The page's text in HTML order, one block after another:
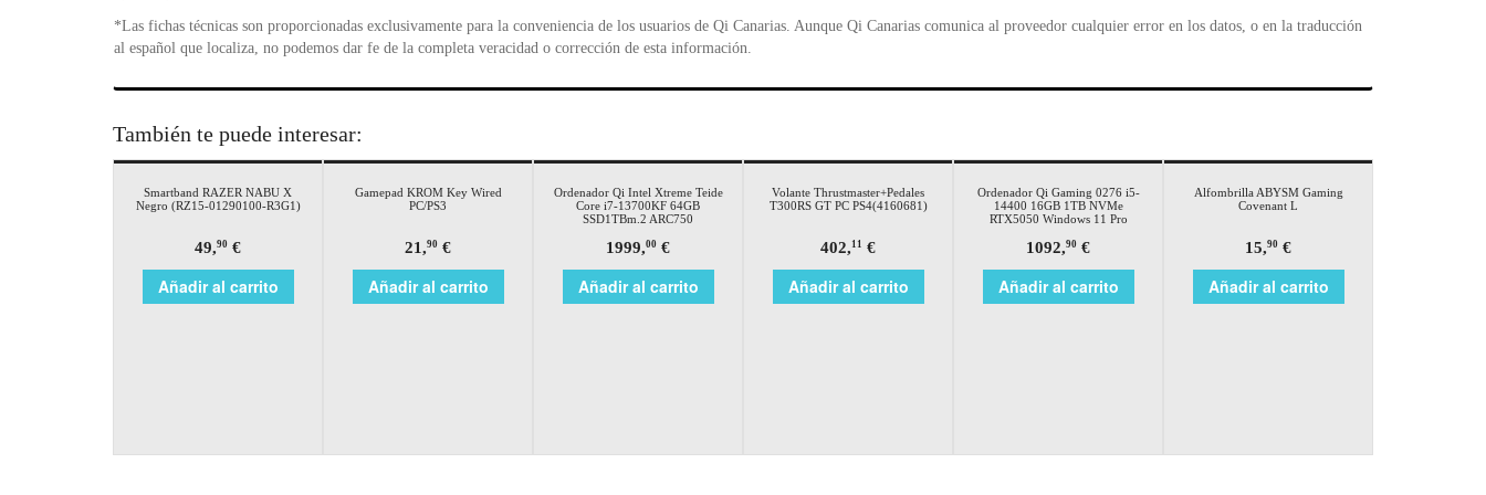
*Las fichas técnicas son proporcionadas exclusivamente para la conveniencia de los usuarios de Qi Canarias. Aunque Qi Canarias comunica al proveedor cualquier error en los datos, o en la traducción
al español que localiza, no podemos dar fe de la completa veracidad o corrección de esta información.
También te puede interesar:
Smartband RAZER NABU X
Negro (RZ15-01290100-R3G1)
49,90 €
Añadir al carrito
Gamepad KROM Key Wired
PC/PS3
21,90 €
Añadir al carrito
Ordenador Qi Intel Xtreme Teide
Core i7-13700KF 64GB
SSD1TBm.2 ARC750
1999,00 €
Añadir al carrito
Volante Thrustmaster+Pedales
T300RS GT PC PS4(4160681)
402,11 €
Añadir al carrito
Ordenador Qi Gaming 0276 i5-
14400 16GB 1TB NVMe
RTX5050 Windows 11 Pro
1092,90 €
Añadir al carrito
Alfombrilla ABYSM Gaming
Covenant L
15,90 €
Añadir al carrito